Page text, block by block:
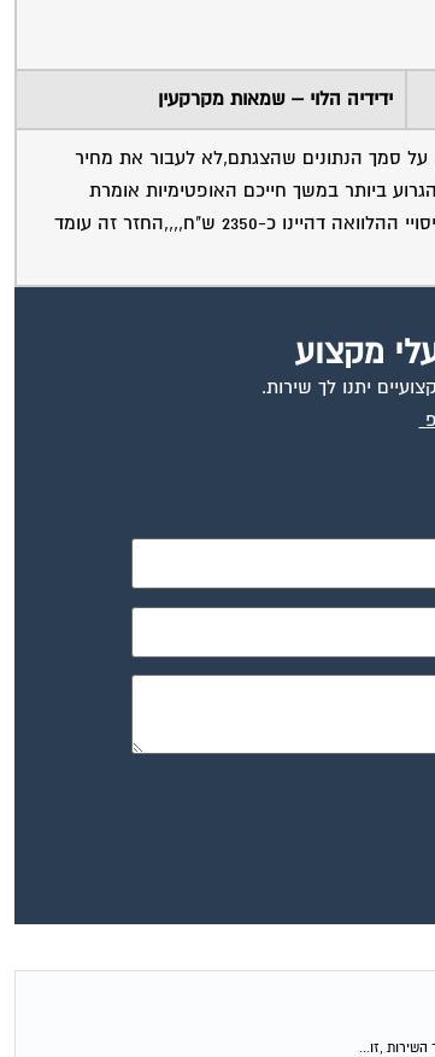
ידידיה הלוי – שמאות מקרקעין
על סמך הנתונים שהצגתם,לא לעבור את מחיר
הגרוע ביותר במשך חייכם האופטימיות אומרת
שהכנסתכם תעמוד לפחות על שכר מינמום X 2 שזה בערך כ-7000 ש"ח,,,1/3 מסכום זה יופרש לכיסויי ההלוואה דהיינו כ-2350 ש"ח,,,,החזר זה עומד
מקצוע
יתנו לך שירות.
השירות ,זו...